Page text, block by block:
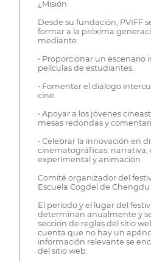
¿Misión
Desde su fundación, PVIFF
formar a la próxima
mediante:
• Proporcionar un escenario
películas de estudiantes.
• Fomentar el diálogo
cine.
• Apoyar a los jóvenes
mesas redondas y
• Celebrar la innovación en
cinematográficas: narrativa,
experimental y animación
Comité organizador del
Escuela Cogdel de Chengdu
El período y el lugar del
determinan anualmente y
sección de reglas del sitio
cuenta que no hay un
información relevante se
del sitio web.